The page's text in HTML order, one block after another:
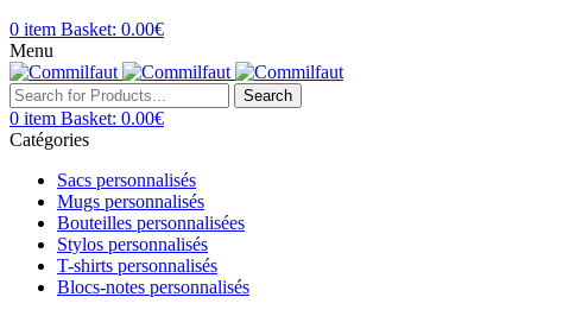
0 item Basket: 0.00€
Menu
Search
0 item Basket: 0.00€
Catégories
Sacs personnalisés
Mugs personnalisés
Bouteilles personnalisées
Stylos personnalisés
T-shirts personnalisés
Blocs-notes personnalisés